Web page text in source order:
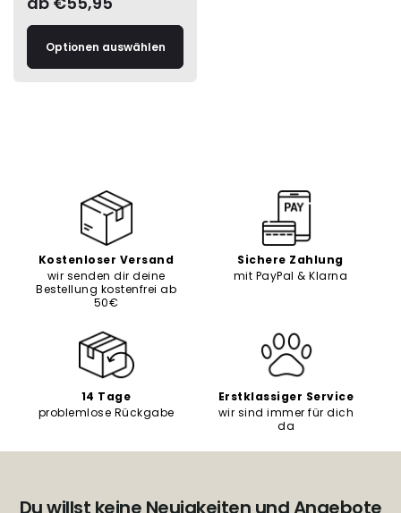
Preis
Optionen auswählen
Kostenloser Versand
wir senden dir deine
Bestellung kostenfrei ab
50€
Sichere Zahlung
mit PayPal & Klarna
14 Tage
problemlose Rückgabe
Erstklassiger Service
wir sind immer für dich
da
Du willst keine Neuigkeiten und Angebote